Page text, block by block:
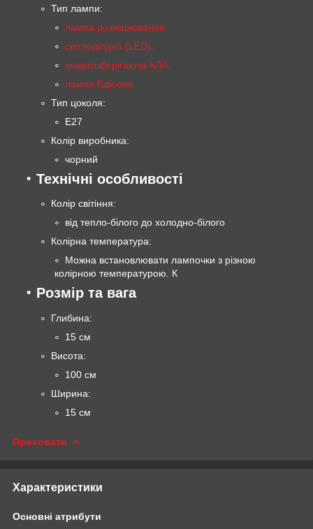
Тип лампи:
лампа розжарювання,
світлодіодна (LED),
енергозберігаюча КЛЛ,
лампа Едісона
Тип цоколя:
E27
Колір виробника:
чорний
Технічні особливості
Колір світіння:
від тепло-білого до холодно-білого
Колірна температура:
Можна встановлювати лампочки з різною
колірною температурою. К
Розмір та вага
Глибина:
15 см
Висота:
100 см
Ширина:
15 см
Приховати
Характеристики
Основні атрибути